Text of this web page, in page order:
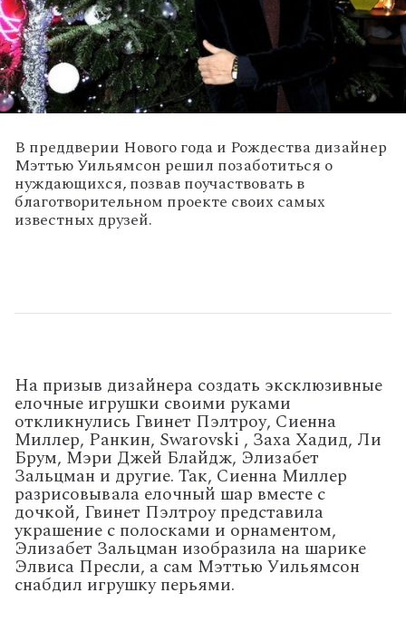
В преддверии Нового года и Рождества дизайнер
Мэттью Уильямсон решил позаботиться о
нуждающихся, позвав поучаствовать в
благотворительном проекте своих самых
известных друзей.
На призыв дизайнера создать эксклюзивные
елочные игрушки своими руками
откликнулись Гвинет Пэлтроу, Сиенна
Миллер, Ранкин, Swarovski , Заха Хадид, Ли
Брум, Мэри Джей Блайдж, Элизабет
Зальцман и другие. Так, Сиенна Миллер
разрисовывала елочный шар вместе с
дочкой, Гвинет Пэлтроу представила
украшение с полосками и орнаментом,
Элизабет Зальцман изобразила на шарике
Элвиса Пресли, а сам Мэттью Уильямсон
снабдил игрушку перьями.